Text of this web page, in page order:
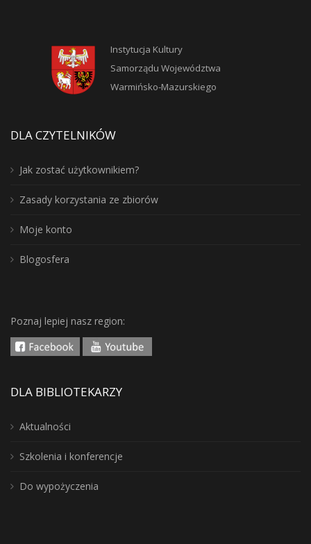
Instytucja Kultury
Samorządu Województwa
Warmińsko-Mazurskiego
DLA CZYTELNIKÓW
Jak zostać użytkownikiem?
Zasady korzystania ze zbiorów
Moje konto
Blogosfera
Poznaj lepiej nasz region:
DLA BIBLIOTEKARZY
Aktualności
Szkolenia i konferencje
Do wypożyczenia